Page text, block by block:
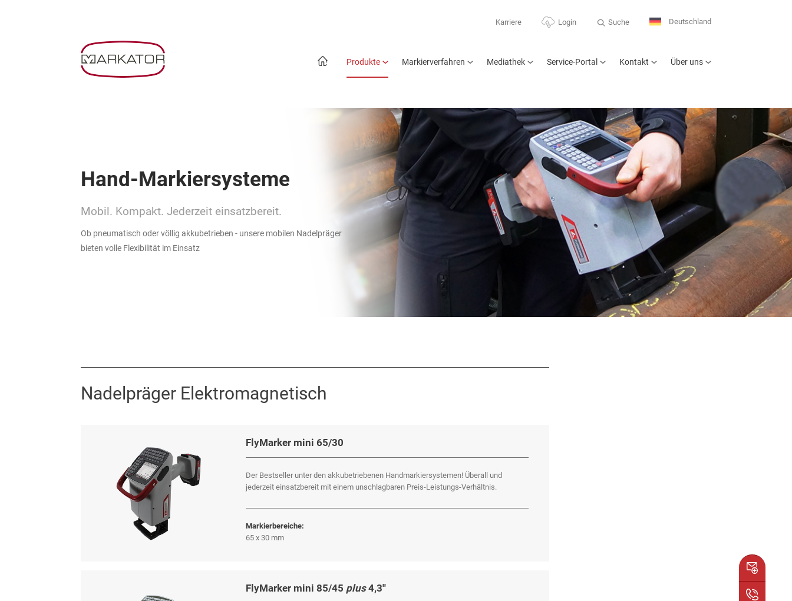
Karriere Login Suche Deutschland
Produkte Markierverfahren Mediathek Service-Portal Kontakt Über uns
Hand-Markiersysteme
Mobil. Kompakt. Jederzeit einsatzbereit.
Ob pneumatisch oder völlig akkubetrieben - unsere mobilen Nadelpräger
bieten volle Flexibilität im Einsatz
Nadelpräger Elektromagnetisch
FlyMarker mini 65/30
Der Bestseller unter den akkubetriebenen Handmarkiersystemen! Überall und
jederzeit einsatzbereit mit einem unschlagbaren Preis-Leis­tungs-Ver­hält­nis.
Markierbereiche:
65 x 30 mm
FlyMarker mini 85/45 plus4,3''